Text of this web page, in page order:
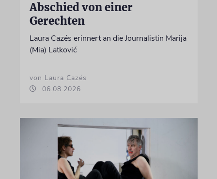
Abschied von einer
Gerechten
Laura Cazés erinnert an die Journalistin Marija
(Mia) Latković
von Laura Cazés
06.08.2026